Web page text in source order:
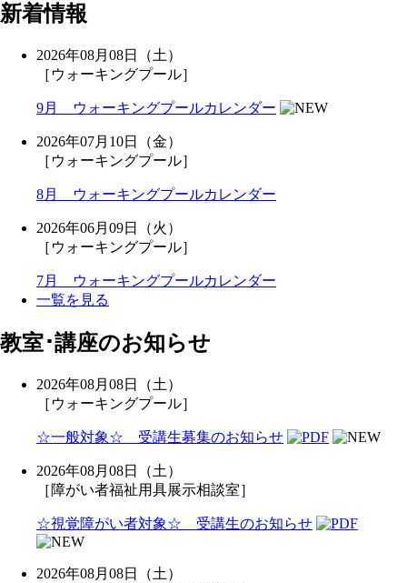
新着情報
2026年08月08日（土）
［ウォーキングプール］
9月 ウォーキングプールカレンダー
2026年07月10日（金）
［ウォーキングプール］
8月 ウォーキングプールカレンダー
2026年06月09日（火）
［ウォーキングプール］
7月 ウォーキングプールカレンダー
一覧を見る
教室･講座のお知らせ
2026年08月08日（土）
［ウォーキングプール］
☆一般対象☆ 受講生募集のお知らせ
2026年08月08日（土）
［障がい者福祉用具展示相談室］
☆視覚障がい者対象☆ 受講生のお知らせ
2026年08月08日（土）